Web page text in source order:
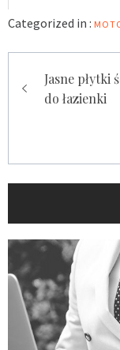
Categorized in :
wpisuJasne płytki
do łazienki